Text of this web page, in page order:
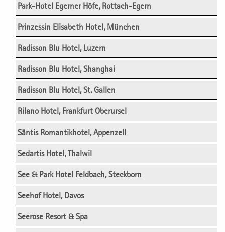
Park-Hotel Egerner Höfe, Rottach-Egern
Prinzessin Elisabeth Hotel, München
Radisson Blu Hotel, Luzern
Radisson Blu Hotel, Shanghai
Radisson Blu Hotel, St. Gallen
Rilano Hotel, Frankfurt Oberursel
Säntis Romantikhotel, Appenzell
Sedartis Hotel, Thalwil
See & Park Hotel Feldbach, Steckborn
Seehof Hotel, Davos
Seerose Resort & Spa